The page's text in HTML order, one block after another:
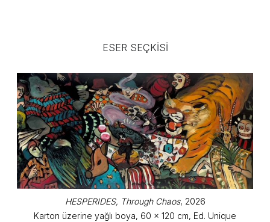
ESER SEÇKISI
HESPERIDES, Through Chaos, 2026
Karton üzerine yağlı boya, 60 x 120 cm, Ed. Unique